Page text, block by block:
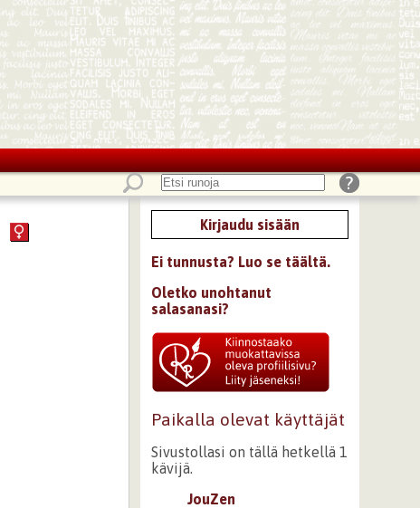
Kirjaudu sisään
Ei tunnusta? Luo se täältä.
Oletko unohtanut
salasanasi?
Paikalla olevat käyttäjät
Sivustollasi on tällä hetkellä 1
kävijä.
JouZen